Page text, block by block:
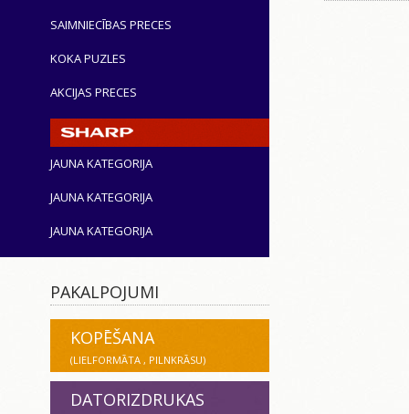
SAIMNIECĪBAS PRECES
KOKA PUZLES
AKCIJAS PRECES
JAUNA KATEGORIJA
JAUNA KATEGORIJA
JAUNA KATEGORIJA
PAKALPOJUMI
KOPĒŠANA
(LIELFORMĀTA , PILNKRĀSU)
DATORIZDRUKAS